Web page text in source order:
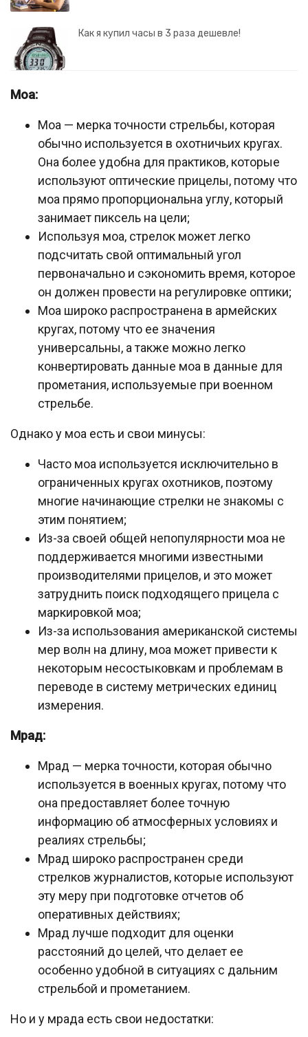
Как я купил часы в 3 раза дешевле!
Моа:
Моа — мерка точности стрельбы, которая
обычно используется в охотничьих кругах.
Она более удобна для практиков, которые
используют оптические прицелы, потому что
моа прямо пропорциональна углу, который
занимает пиксель на цели;
Используя моа, стрелок может легко
подсчитать свой оптимальный угол
первоначально и сэкономить время, которое
он должен провести на регулировке оптики;
Моа широко распространена в армейских
кругах, потому что ее значения
универсальны, а также можно легко
конвертировать данные моа в данные для
прометания, используемые при военном
стрельбе.
Однако у моа есть и свои минусы:
Часто моа используется исключительно в
ограниченных кругах охотников, поэтому
многие начинающие стрелки не знакомы с
этим понятием;
Из-за своей общей непопулярности моа не
поддерживается многими известными
производителями прицелов, и это может
затруднить поиск подходящего прицела с
маркировкой моа;
Из-за использования американской системы
мер волн на длину, моа может привести к
некоторым несостыковкам и проблемам в
переводе в систему метрических единиц
измерения.
Мрад:
Мрад — мерка точности, которая обычно
используется в военных кругах, потому что
она предоставляет более точную
информацию об атмосферных условиях и
реалиях стрельбы;
Мрад широко распространен среди
стрелков журналистов, которые используют
эту меру при подготовке отчетов об
оперативных действиях;
Мрад лучше подходит для оценки
расстояний до целей, что делает ее
особенно удобной в ситуациях с дальним
стрельбой и прометанием.
Но и у мрада есть свои недостатки: